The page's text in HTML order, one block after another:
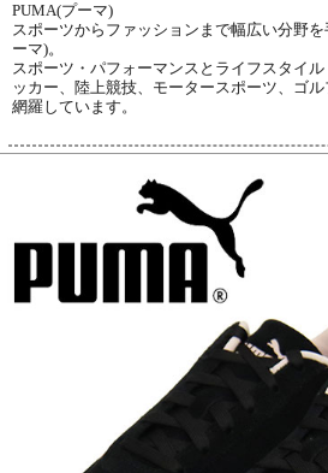
PUMA(プーマ)
スポーツからファッションまで幅広い分野
ーマ)。
スポーツ・パフォーマンスとライフスタイ
ッカー、陸上競技、モータースポーツ、ゴ
網羅しています。